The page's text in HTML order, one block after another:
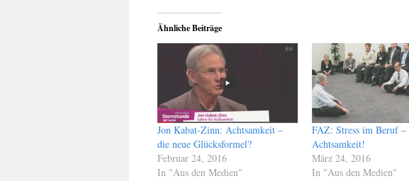
Ähnliche Beiträge
Jon Kabat-Zinn: Achtsamkeit –
die neue Glücksformel?
Februar 24, 2016
In "Aus den Medien"
FAZ: Stress im Beruf –
Achtsamkeit!
März 24, 2016
In "Aus den Medien"